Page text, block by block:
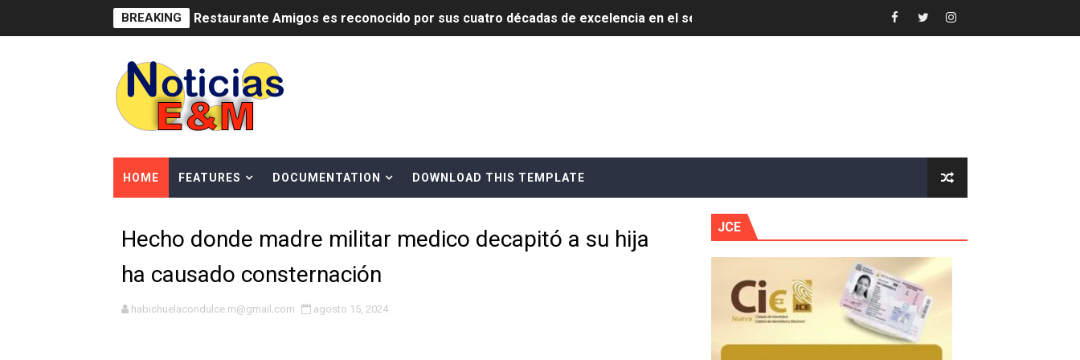
BREAKING Restaurante Amigos es reconocido por sus cuatro décadas de excelencia en el sector gastronómico
SNS y el SRSO actualizan Manual de Comunicación Interna y Externa para fortalecer gestión comunicacional en salud
Osiris de León responde a Roberto Tineo y a Yeisy por sus críticas destempladas sobre Presa de Guaiguí: "Es ignorancia supina"
DGPCF: 55 años sembrando desarrollo y fortaleciendo la frontera dominicana
Operativo interagencial frena delitos ambientales y recupera terrenos en zonas protegidas del país
-Propeep y Gestión Presidencial encabezan entrega compensación a comerciantes impactados por la obra vial, en cumplimiento de un
Ministerio de Defensa siembra esperanza y protege el agua mediante Jornada de Reforestación en Manabao
MICM y CECCOM retienen 213,355 galones de combustibles y 46 millones de mercancías en lo que va de año
HOME FEATURES DOCUMENTATION DOWNLOAD THIS TEMPLATE
Hecho donde madre militar medico decapitó a su hija
ha causado consternación
habichuelacondulce.m@gmail.com agosto 15, 2024
JCE